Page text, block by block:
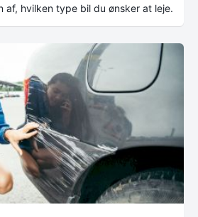
hvilken type bil du ønsker at leje.